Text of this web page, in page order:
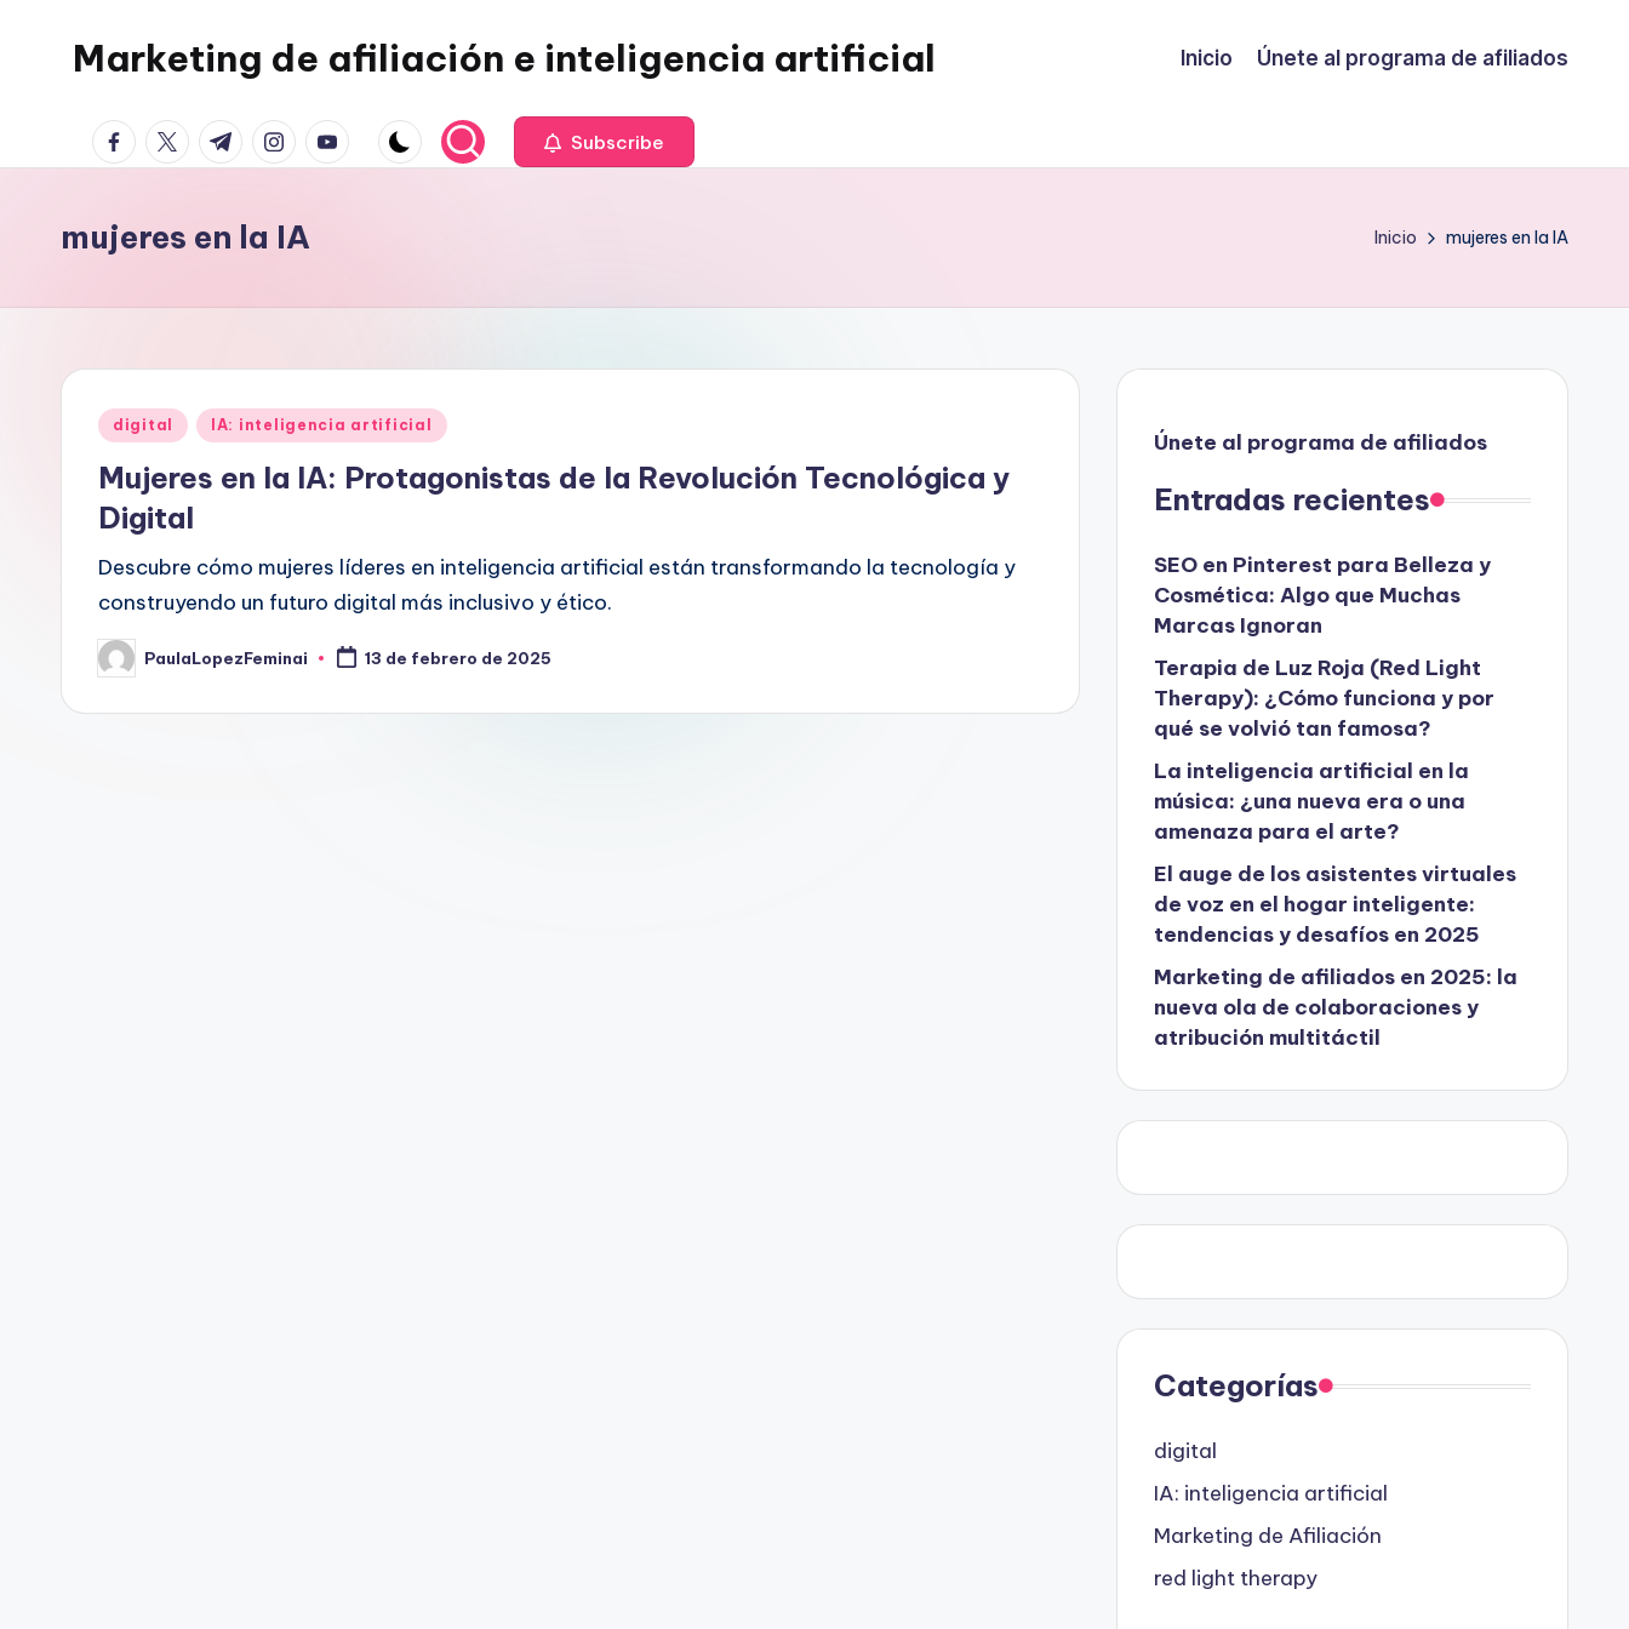
contenido
Marketing de afiliación e inteligencia artificial Inicio Únete al programa de afiliados
facebook.com
twitter.com
t.me instagram.com
youtube.com Subscribe
mujeres en la IA Inicio mujeres en la IA
Publicado
digital IA: inteligencia artificial
Mujeres en la IA: Protagonistas de la Revolución Tecnológica y
Digital
Descubre cómo mujeres líderes en inteligencia artificial están transformando la tecnología y
construyendo un futuro digital más inclusivo y ético.
Publicado
por
PaulaLopezFeminai 13 de febrero de 2025
Únete al programa de afiliados
Entradas recientes
SEO en Pinterest para Belleza y
Cosmética: Algo que Muchas
Marcas Ignoran
Terapia de Luz Roja (Red Light
Therapy): ¿Cómo funciona y por
qué se volvió tan famosa?
La inteligencia artificial en la
música: ¿una nueva era o una
amenaza para el arte?
El auge de los asistentes virtuales
de voz en el hogar inteligente:
tendencias y desafíos en 2025
Marketing de afiliados en 2025: la
nueva ola de colaboraciones y
atribución multitáctil
Categorías
digital
IA: inteligencia artificial
Marketing de Afiliación
red light therapy